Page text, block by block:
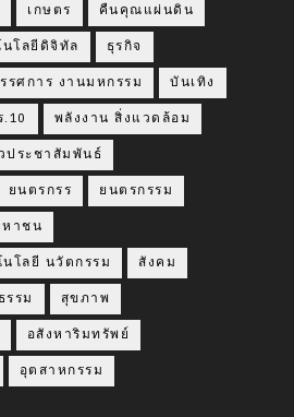
เกษตร คืนคุณแผ่นดิน
นโลยีดิจิทัล ธุรกิจ
รศการ งานมหกรรม บันเทิง
พลังงาน สิ่งแวดล้อม
ประชาสัมพันธ์
ยนตรกรร ยนตรกรรม
หาชน
โลยี นวัตกรรม สังคม
รม สุขภาพ
อสังหาริมทรัพย์
อุตสาหกรรม